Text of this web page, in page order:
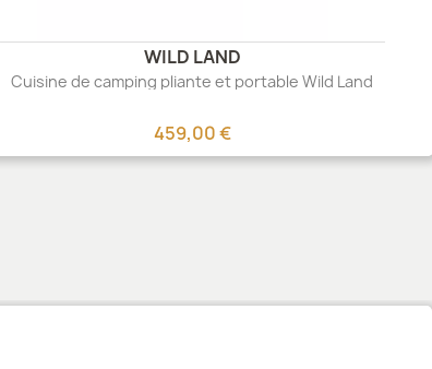
WILD LAND
Cuisine de camping pliante et portable Wild Land
459,00 €